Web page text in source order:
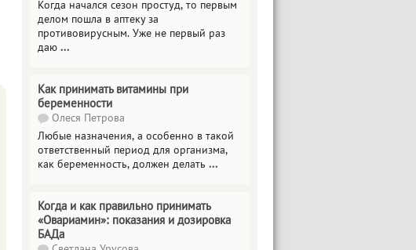
Когда начался сезон простуд, то первым
делом пошла в аптеку за
противовирусным. Уже не первый раз
даю ...
Как принимать витамины при
беременности
Олеся Петрова
Любые назначения, а особенно в такой
ответственный период для организма,
как беременность, должен делать ...
Когда и как правильно принимать
«Овариамин»: показания и дозировка
БАДа